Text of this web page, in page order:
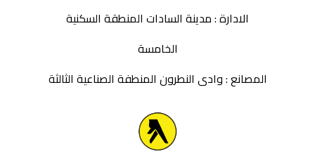
الادارة : مدينة السادات المنطقة السكنية
الخامسة
المصانع : وادى النطرون المنطفة الصناعية الثالثة